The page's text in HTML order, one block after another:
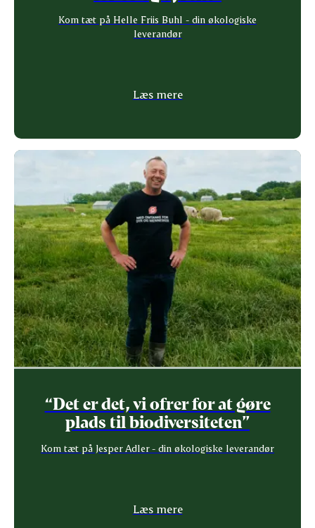
Kom tæt på Helle Friis Buhl - din økologiske
leverandør
Læs mere
“Det er det, vi ofrer for at gøre
plads til biodiversiteten”
Kom tæt på Jesper Adler - din økologiske leverandør
Læs mere